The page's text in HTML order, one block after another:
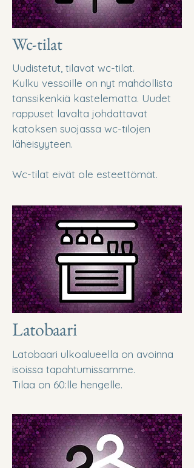
Wc-tilat
Uudistetut, tilavat wc-tilat.
Kulku vessoille on nyt mahdollista
tanssikenkiä kastelematta. Uudet
rappuset lavalta johdattavat
katoksen suojassa wc-tilojen
läheisyyteen.
Wc-tilat eivät ole esteettömät.
Latobaari
Latobaari ulkoalueella on avoinna
isoissa tapahtumissamme.
Tilaa on 60:lle hengelle.